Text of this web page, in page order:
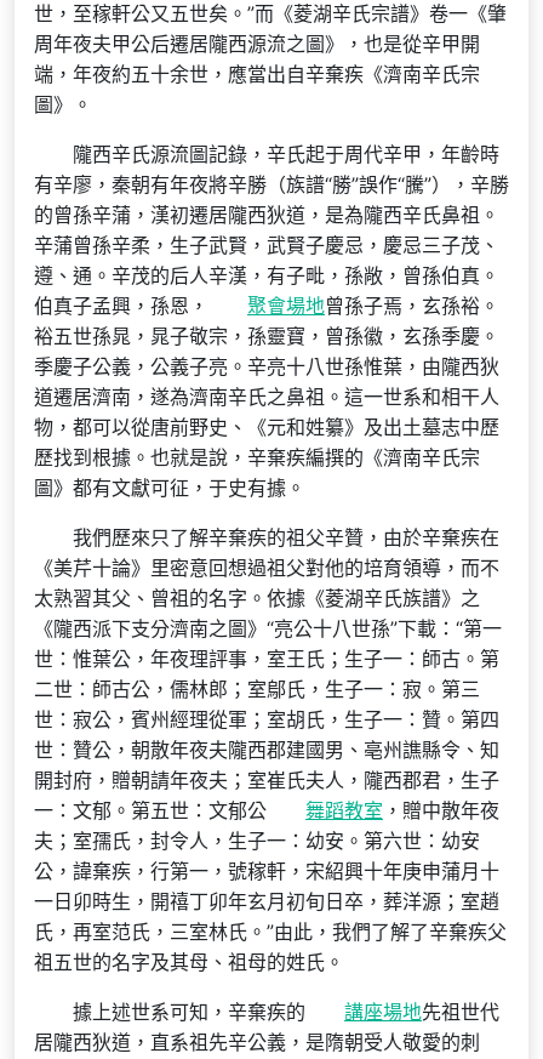
世，至稼軒公又五世矣。”而《菱湖辛氏宗譜》卷一《肇
周年夜夫甲公后遷居隴西源流之圖》，也是從辛甲開
端，年夜約五十余世，應當出自辛棄疾《濟南辛氏宗
圖》。
隴西辛氏源流圖記錄，辛氏起于周代辛甲，年齡時
有辛廖，秦朝有年夜將辛勝（族譜“勝”誤作“騰”），辛勝
的曾孫辛蒲，漢初遷居隴西狄道，是為隴西辛氏鼻祖。
辛蒲曾孫辛柔，生子武賢，武賢子慶忌，慶忌三子茂、
遵、通。辛茂的后人辛漢，有子毗，孫敞，曾孫伯真。
伯真子孟興，孫恩，
聚會場地曾孫子焉，玄孫裕。
裕五世孫晁，晁子敬宗，孫靈寶，曾孫徽，玄孫季慶。
季慶子公義，公義子亮。辛亮十八世孫惟葉，由隴西狄
道遷居濟南，遂為濟南辛氏之鼻祖。這一世系和相干人
物，都可以從唐前野史、《元和姓纂》及出土墓志中歷
歷找到根據。也就是說，辛棄疾編撰的《濟南辛氏宗
圖》都有文獻可征，于史有據。
我們歷來只了解辛棄疾的祖父辛贊，由於辛棄疾在
《美芹十論》里密意回想過祖父對他的培育領導，而不
太熟習其父、曾祖的名字。依據《菱湖辛氏族譜》之
《隴西派下支分濟南之圖》“亮公十八世孫”下載：“第一
世：惟葉公，年夜理評事，室王氏；生子一：師古。第
二世：師古公，儒林郎；室鄔氏，生子一：寂。第三
世：寂公，賓州經理從軍；室胡氏，生子一：贊。第四
世：贊公，朝散年夜夫隴西郡建國男、亳州譙縣令、知
開封府，贈朝請年夜夫；室崔氏夫人，隴西郡君，生子
一：文郁。第五世：文郁公
舞蹈教室 ，贈中散年夜
夫；室孺氏，封令人，生子一：幼安。第六世：幼安
公，諱棄疾，行第一，號稼軒，宋紹興十年庚申蒲月十
一日卯時生，開禧丁卯年玄月初旬日卒，葬洋源；室趙
氏，再室范氏，三室林氏。”由此，我們了解了辛棄疾父
祖五世的名字及其母、祖母的姓氏。
據上述世系可知，辛棄疾的 講座場地先祖世代
居隴西狄道，直系祖先辛公義，是隋朝受人敬愛的刺